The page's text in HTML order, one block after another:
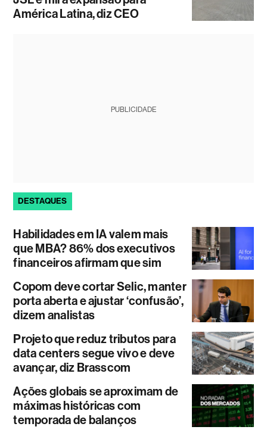
América Latina, diz CEO
PUBLICIDADE
DESTAQUES
Habilidades em IA valem mais
que MBA? 86% dos executivos
financeiros afirmam que sim
Copom deve cortar Selic, manter
porta aberta e ajustar ‘confusão’,
dizem analistas
Projeto que reduz tributos para
data centers segue vivo e deve
avançar, diz Brasscom
Ações globais se aproximam de
máximas históricas com
temporada de balanços